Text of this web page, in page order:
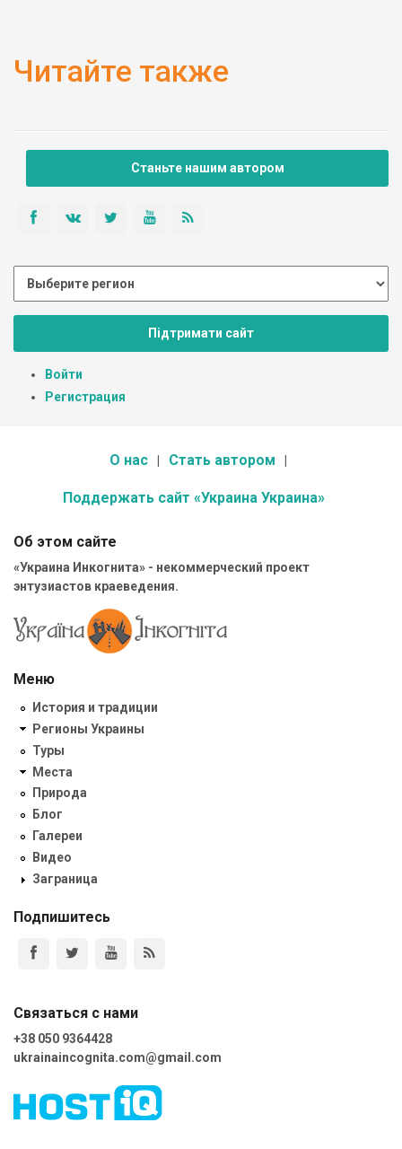
Читайте также
Станьте нашим автором
Підтримати сайт
Войти
Регистрация
О нас Стать автором
Поддержать сайт «Украина Украина»
Об этом сайте
«Украина Инкогнита» - некоммерческий проект
энтузиастов краеведения.
Меню
История и традиции
Регионы Украины
Туры
Места
Природа
Блог
Галереи
Видео
Заграница
Подпишитесь
Связаться с нами
+38 050 9364428
ukrainaincognita.com@gmail.com